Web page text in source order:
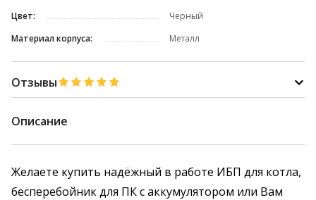
Цвет:
Черный
Материал корпуса:
Металл
Отзывы
Описание
Желаете купить надёжный в работе ИБП для котла,
бесперебойник для ПК с аккумулятором или Вам